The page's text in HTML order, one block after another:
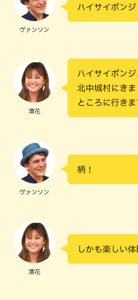
ヴァンソン
ハイサイボンジ
澪花
ハイサイボンジ
北中城村にき
ところに行きま
ヴァンソン
柄！
澪花
しかも楽しい